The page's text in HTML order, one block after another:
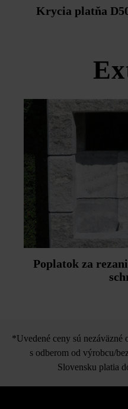
Duoprotect DP30
príplatok).
Krycia platňa
Poplatok za
*Uvedené ceny sú nezáväzné
s odberom od výrobcu/
Slovensku platia